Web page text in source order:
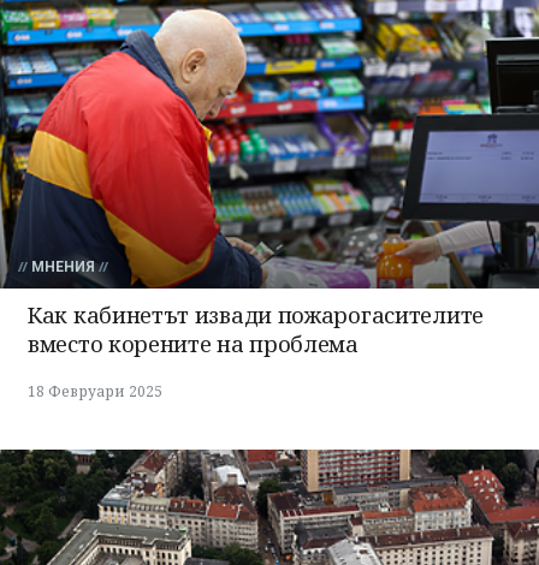
МНЕНИЯ
Как кабинетът извади пожарогасителите
вместо корените на проблема
18 Февруари 2025